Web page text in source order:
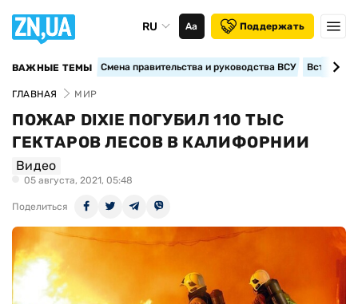
RU Аа Поддержать
ВАЖНЫЕ ТЕМЫ Смена правительства и руководства ВСУ
ГЛАВНАЯ МИР
ПОЖАР DIXIE ПОГУБИЛ 110 ТЫС
ГЕКТАРОВ ЛЕСОВ В КАЛИФОРНИИ
Видео
05 августа, 2021, 05:48
Поделиться